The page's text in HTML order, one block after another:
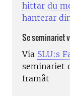
hittar du
hanterar
Se seminariet
Via SLU:s
seminariet
framåt